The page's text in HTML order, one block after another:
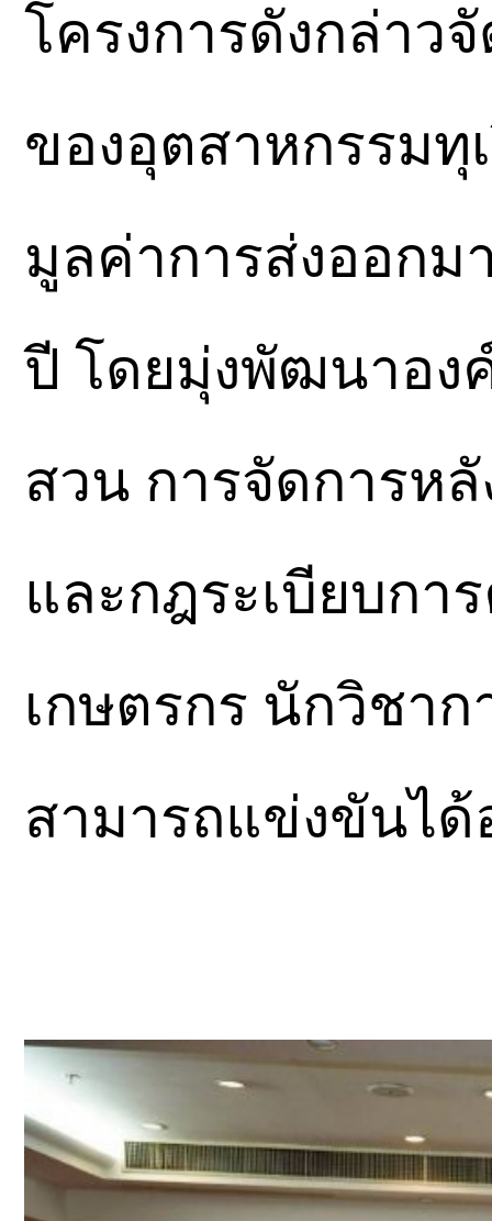
โครงการดังกล่าว
ของอุตสาหกรรมทุ
มูลค่าการส่งออกม
ปี โดยมุ่งพัฒนาอง
สวน การจัดการหลั
และกฎระเบียบกา
เกษตรกร นักวิชา
สามารถแข่งขันได้